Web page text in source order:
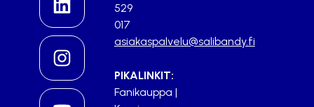
529
017
asiakaspalvelu@salibandy.fi
PIKALINKIT:
Fanikauppa |